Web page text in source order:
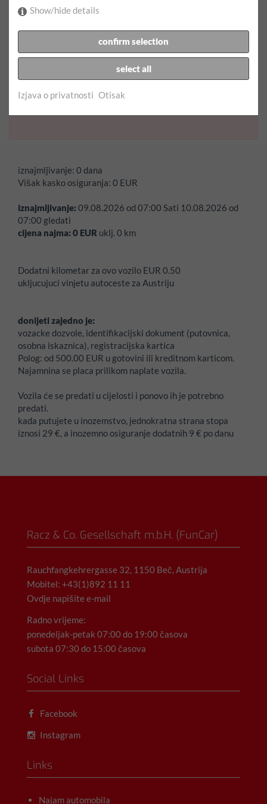
Datum povratka:
Vrijeme povratka:
iznajmljivanje: 0 dana
Višak kasko osiguranja: 0 EUR
iznajmljivanje:09.08.2026 od 07:00 Sati 10.08.2026 od
07:00 gledati
cijena najma:0 EUR uklj. 0 km
Dodatni kilometar za ovo vozilo EUR 0.50
ukljucujuci vinjetu autoceste za Austriju
donijeti zajedno je:
vozacke dozvole, identifikacijski dokument (putovnica,
osobna iskaznica), registracijska kartica
Polog: od 500.00 EUR u gotovini ili kreditnom karticom.
Najamnina se placa prilikom naplate vozila.
Vozila će se predati u cijelosti i ponovo ih je potrebno
predati.
kada putujete u inozemstvo, jednokratna strana stopa
iznosi 29 €, a inozemno osiguranje dodatnih 9 € po danu
Racz & Co. Gesellschaft m.b.H. (FunCar)
Rauchfangkehrergasse 32, 1150 Beč, Austrija
Mobitel: +43(1)892 11 11
Ovdje napišite e-mail
Radno vrijeme:
ponedeljak-petak 07:00 do 19:00 časova
subota 07:30 do 15:00 časova
Social Links
Facebook
Instagram
Links
Najam automobila
Show/hide details
confirm selection
select all
Izjava o privatnosti Otisak